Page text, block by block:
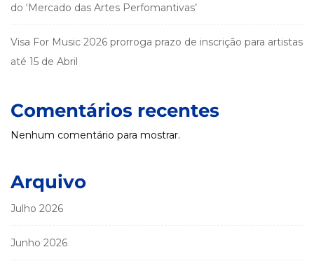
do ‘Mercado das Artes Perfomantivas’
Visa For Music 2026 prorroga prazo de inscrição para artistas
até 15 de Abril
Comentários recentes
Nenhum comentário para mostrar.
Arquivo
Julho 2026
Junho 2026